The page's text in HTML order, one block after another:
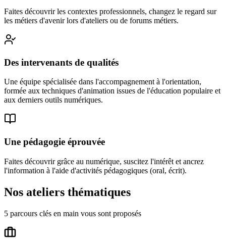
Faites découvrir les contextes professionnels, changez le regard sur
les métiers d'avenir lors d'ateliers ou de forums métiers.
Des intervenants de qualités
Une équipe spécialisée dans l'accompagnement à l'orientation,
formée aux techniques d'animation issues de l'éducation populaire et
aux derniers outils numériques.
Une pédagogie éprouvée
Faites découvrir grâce au numérique, suscitez l'intérêt et ancrez
l'information à l'aide d'activités pédagogiques (oral, écrit).
Nos ateliers thématiques
5 parcours clés en main vous sont proposés